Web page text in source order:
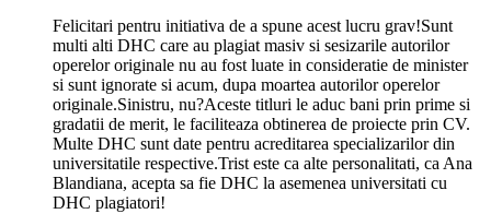
Felicitari pentru initiativa de a spune acest lucru grav!Sunt
multi alti DHC care au plagiat masiv si sesizarile autorilor
operelor originale nu au fost luate in consideratie de minister
si sunt ignorate si acum, dupa moartea autorilor operelor
originale.Sinistru, nu?Aceste titluri le aduc bani prin prime si
gradatii de merit, le faciliteaza obtinerea de proiecte prin CV.
Multe DHC sunt date pentru acreditarea specializarilor din
universitatile respective.Trist este ca alte personalitati, ca Ana
Blandiana, acepta sa fie DHC la asemenea universitati cu
DHC plagiatori!